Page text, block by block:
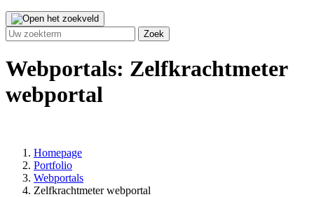
Webportals: Zelfkrachtmeter
webportal
Homepage
Portfolio
Webportals
Zelfkrachtmeter webportal